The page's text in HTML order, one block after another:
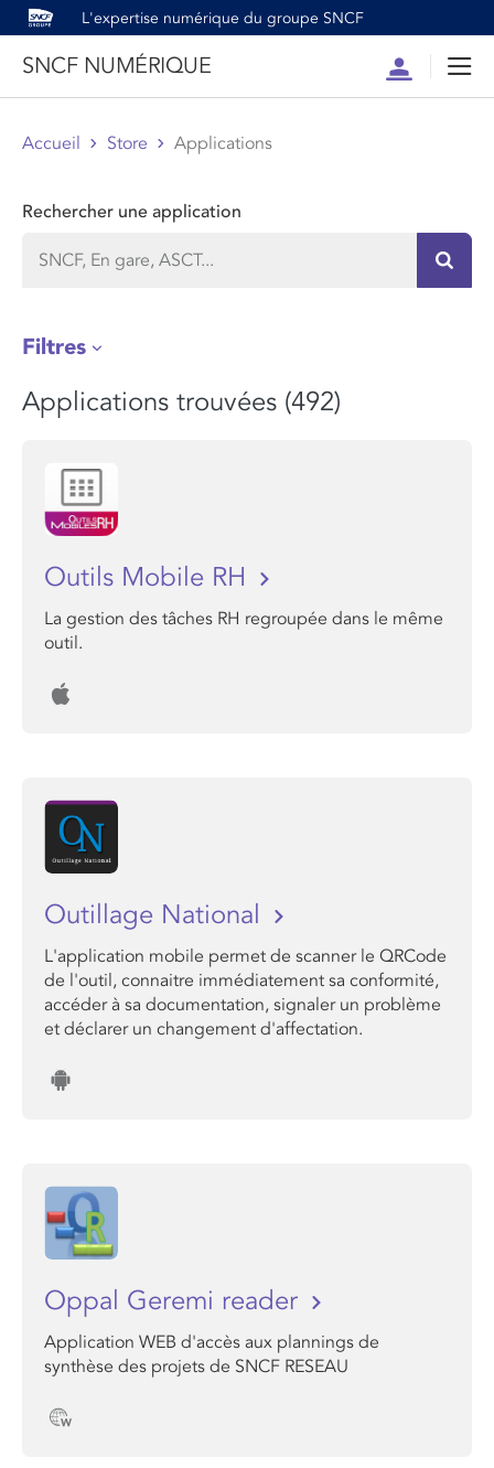
L'expertise numérique du groupe SNCF
SNCF NUMÉRIQUE
Compte
Accueil Store Applications
Rechercher une application
Filtres
Applications trouvées (492)
Outils Mobile RH
La gestion des tâches RH regroupée dans le même
outil.
Outillage National
L'application mobile permet de scanner le QRCode
de l'outil, connaitre immédiatement sa conformité,
accéder à sa documentation, signaler un problème
et déclarer un changement d'affectation.
Oppal Geremi reader
Application WEB d'accès aux plannings de
synthèse des projets de SNCF RESEAU